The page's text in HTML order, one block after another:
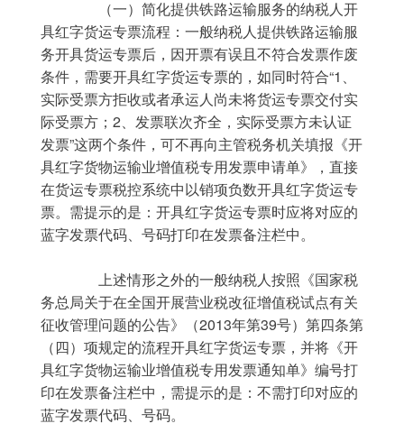
具红字货运专票流程：一般纳税人提供铁路运输服
务开具货运专票后，因开票有误且不符合发票作废
条件，需要开具红字货运专票的，如同时符合“1、
实际受票方拒收或者承运人尚未将货运专票交付实
际受票方；2、发票联次齐全，实际受票方未认证
发票”这两个条件，可不再向主管税务机关填报《开
具红字货物运输业增值税专用发票申请单》，直接
在货运专票税控系统中以销项负数开具红字货运专
票。需提示的是：开具红字货运专票时应将对应的
蓝字发票代码、号码打印在发票备注栏中。
务总局关于在全国开展营业税改征增值税试点有关
征收管理问题的公告》（2013年第39号）第四条第
（四）项规定的流程开具红字货运专票，并将《开
具红字货物运输业增值税专用发票通知单》编号打
印在发票备注栏中，需提示的是：不需打印对应的
蓝字发票代码、号码。